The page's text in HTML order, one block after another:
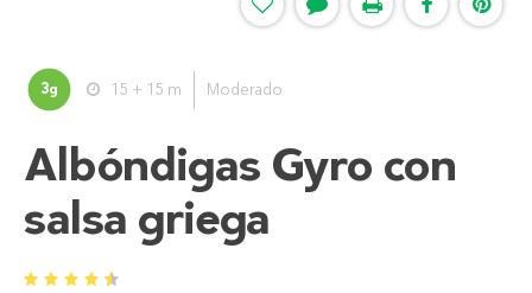
3g 15 + 15 m Moderado
Albóndigas Gyro con
salsa griega
1 2 3 4 5